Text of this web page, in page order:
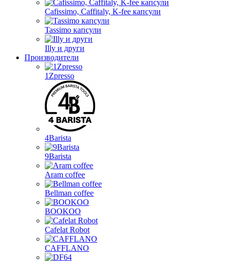
Cafissimo, Caffitaly, K-fee капсули
Tassimo капсули
Illy и други
Производители
1Zpresso
4Barista
9Barista
Aram coffee
Bellman coffee
BOOKOO
Cafelat Robot
CAFFLANO